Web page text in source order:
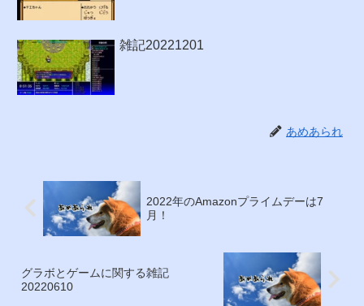
雑記20221201
あめあられ
2022年のAmazonプライムデーは7
月！
グラボとゲームに関する雑記
20220610